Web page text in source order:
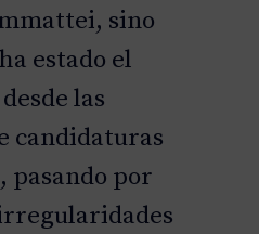
sino
estado el
las
candidaturas
pasando por